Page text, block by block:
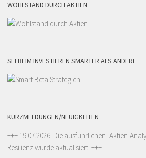
WOHLSTAND DURCH AKTIEN
SEI BEIM INVESTIEREN SMARTER ALS ANDERE
KURZMELDUNGEN/NEUIGKEITEN
+++ 19.07.2026: Die ausführlichen "Aktien-
Resilienz wurde aktualisiert. +++